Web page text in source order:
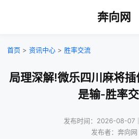
奔向网
首页 > 资讯中心 > 胜率交流
局理深解!微乐四川麻将
是输-胜率
发布时间：2026-08-07
发布者：奔向网